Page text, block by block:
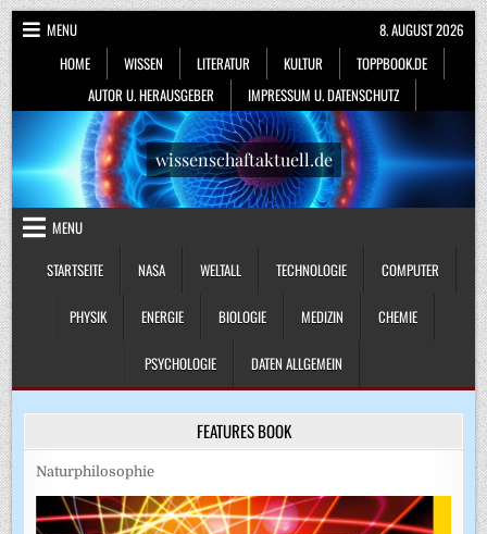
Skip
to
content
MENU
HOME
WISSEN LITERATUR KULTUR
TOPPBOOK.DE
AUTOR U. HERAUSGEBER
IMPRESSUM U. DATENSCHUTZ
8. AUGUST 2026
wissenschaftaktuell.de
MENU
STARTSEITE
NASA WELTALL TECHNOLOGIE COMPUTER
PHYSIK ENERGIE BIOLOGIE MEDIZIN CHEMIE
PSYCHOLOGIE DATEN ALLGEMEIN
FEATURES BOOK
Naturphilosophie